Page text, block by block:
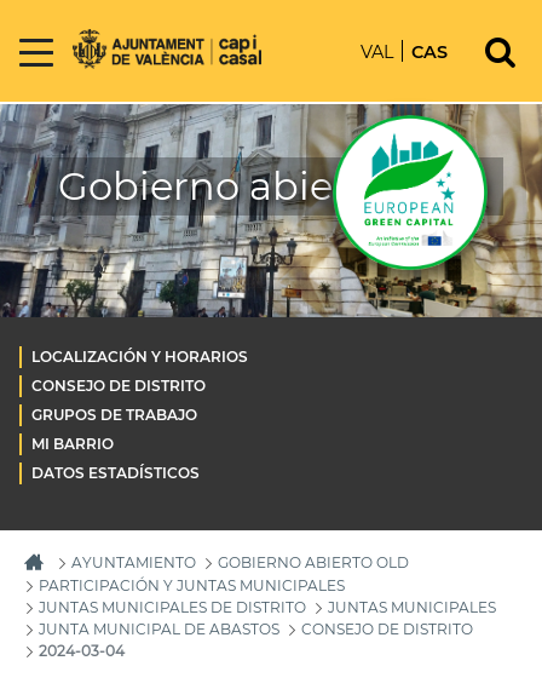
VAL CAS
Gobierno abierto OLD
LOCALIZACIÓN Y HORARIOS
CONSEJO DE DISTRITO
GRUPOS DE TRABAJO
MI BARRIO
DATOS ESTADÍSTICOS
AYUNTAMIENTO
GOBIERNO ABIERTO OLD
PARTICIPACIÓN Y JUNTAS MUNICIPALES
JUNTAS MUNICIPALES DE DISTRITO
JUNTAS MUNICIPALES
JUNTA MUNICIPAL DE ABASTOS
CONSEJO DE DISTRITO
2024-03-04